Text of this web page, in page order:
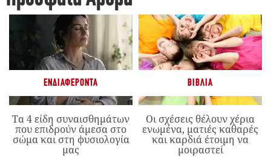
ΕΝΔΙΑΦΈΡΟΝΤΑ
Τα 4 είδη συναισθημάτων
που επιδρούν άμεσα στο
σώμα και στη φυσιολογία
μας
ΒΙΒΛΊΑ
Οι σχέσεις θέλουν χέρια
ενωμένα, ματιές καθαρές
και καρδιά έτοιμη να
μοιραστεί